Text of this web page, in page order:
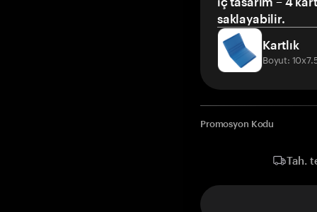
saklayabilir.
Kartlık
Boyut:
Promosyon Kodu
Tah.